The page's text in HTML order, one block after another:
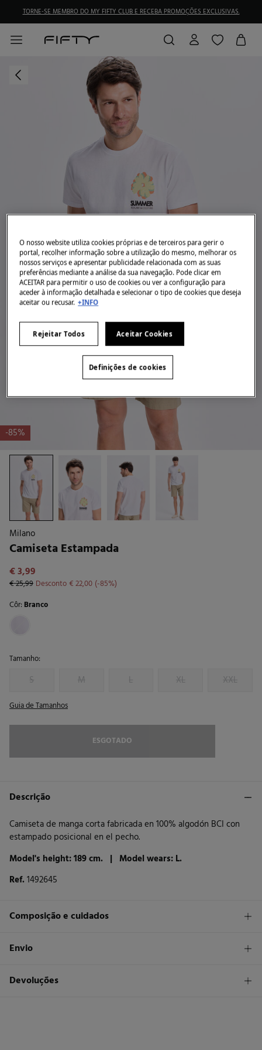
TORNE-SE MEMBRO DO MY FIFTY CLUB E RECEBA PROMOÇÕES EXCLUSIVAS.
-85%
Milano
Camiseta Estampada
€ 3,99
€ 25,99 Desconto€ 22,00
85
Côr: Branco
Tamanho:
S M L XL XXL
Guia de Tamanhos
ESGOTADO
Descrição
Camiseta de manga corta fabricada en 100% algodón BCI con
estampado posicional en el pecho.
Model's height: 189 cm. | Model wears: L.
Ref.1492645
Composição e cuidados
Composição
Cuidados
Envio
STANDARD
Devoluções
O nosso website utiliza cookies próprias e de terceiros para gerir o
portal, recolher informação sobre a utilização do mesmo, melhorar os
nossos serviços e apresentar publicidade relacionada com as suas
preferências mediante a análise da sua navegação. Pode clicar em
ACEITAR para permitir o uso de cookies ou ver a configuração para
aceder à informação detalhada e selecionar o tipo de cookies que deseja
aceitar ou recusar. +INFO
Rejeitar Todos Aceitar Cookies
Definições de cookies